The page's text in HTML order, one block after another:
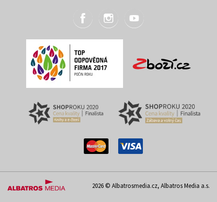
2026 © Albatrosmedia.cz, Albatros Media a.s.